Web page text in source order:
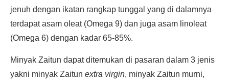
jenuh dengan ikatan rangkap tunggal yang di dalamnya
terdapat asam oleat (Omega 9) dan juga asam linoleat
(Omega 6) dengan kadar 65-85%.
Minyak Zaitun dapat ditemukan di pasaran dalam 3 jenis
yakni minyak Zaitun extra virgin, minyak Zaitun murni,